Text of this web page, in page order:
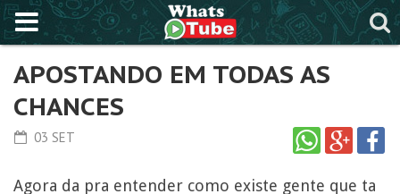
APOSTANDO EM TODAS AS
CHANCES
03 SET
Agora da pra entender como existe gente que ta